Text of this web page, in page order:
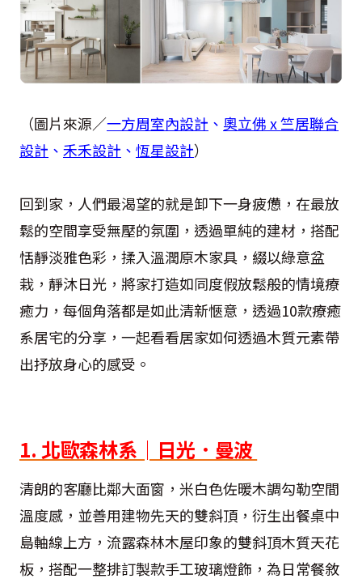
（圖片來源／一方周室內設計 、 奧立佛 x 竺居聯合
設計 、 禾禾設計 、 恆星設計）
回到家，人們最渴望的就是卸下一身疲憊，在最放
鬆的空間享受無壓的氛圍，透過單純的建材，搭配
恬靜淡雅色彩，揉入溫潤原木家具，綴以綠意盆
栽，靜沐日光，將家打造如同度假放鬆般的情境療
癒力，每個角落都是如此清新愜意，透過10款療癒
系居宅的分享，一起看看居家如何透過木質元素帶
出抒放身心的感受。
1. 北歐森林系│日光．曼波
清朗的客廳比鄰大面窗，米白色佐暖木調勾勒空間
溫度感，並善用建物先天的雙斜頂，衍生出餐桌中
島軸線上方，流露森林木屋印象的雙斜頂木質天花
板，搭配一整排訂製款手工玻璃燈飾，為日常餐敘